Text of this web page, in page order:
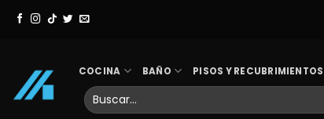
Skip
COCINA BAÑO PISOS Y RECUBRIMIENTOS
Buscar
por: